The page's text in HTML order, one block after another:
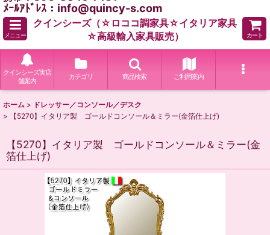
ﾒｰﾙｱﾄﾞﾚｽ：info@quincy-s.com
メニュー
クインシーズ（☆ロココ調家具☆イタリア家具
☆高級輸入家具販売）
カート
クインシーズ実店
舗案内
カテゴリ 商品検索 ご利用案内
ホーム > ドレッサー／コンソール／デスク
>
【5270】イタリア製 ゴールドコンソール＆ミラー(金箔仕上げ)
【5270】イタリア製 ゴールドコンソール＆ミラー(金
箔仕上げ)